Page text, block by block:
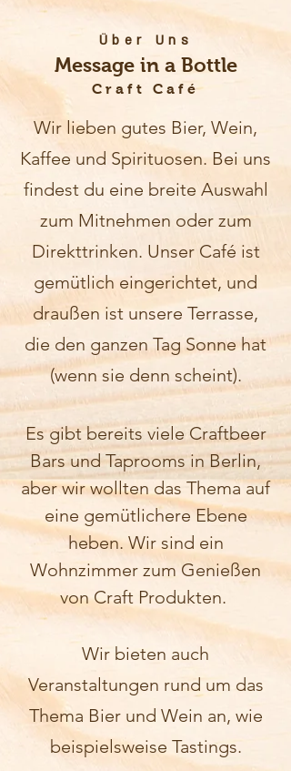
Message in a Bottle
Craft Café
Wir lieben gutes Bier, Wein,
Kaffee und Spirituosen. Bei uns
findest du eine breite Auswahl
zum Mitnehmen oder zum
Direkttrinken. Unser Café ist
gemütlich eingerichtet, und
draußen ist unsere Terrasse,
die den ganzen Tag Sonne hat
(wenn sie denn scheint).
Es gibt bereits viele Craftbeer
Bars und Taprooms in Berlin,
aber wir wollten das Thema auf
eine gemütlichere Ebene
heben. Wir sind ein
Wohnzimmer zum Genießen
von Craft Produkten.
Wir bieten auch
Veranstaltungen rund um das
Thema Bier und Wein an, wie
beispielsweise Tastings.
Über Uns